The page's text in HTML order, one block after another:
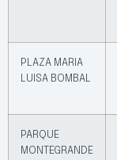
PLAZA MARIA
LUISA BOMBAL
PARQUE
MONTEGRANDE